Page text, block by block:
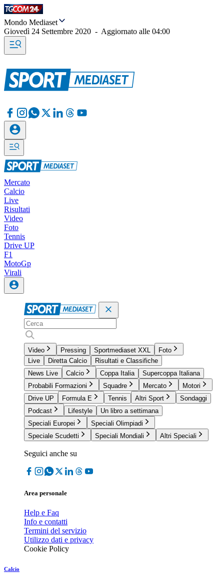
Mondo Mediaset
Giovedì 24 Settembre 2020 - Aggiornato alle 04:00
Mercato
Calcio
Live
Risultati
Video
Foto
Tennis
Drive UP
F1
MotoGp
Virali
Video Pressing Sportmediaset XXL
Foto
Live
Diretta Calcio
Risultati e Classifiche
News Live
Calcio Coppa Italia
Supercoppa Italiana
Probabili Formazioni
Squadre Mercato
Motori
Drive UP
Formula E Tennis Altri Sport
Sondaggi
Podcast
Lifestyle
Un libro a settimana
Speciali Europei
Speciali Olimpiadi
Speciale Scudetti
Speciali Mondiali Altri Speciali
Seguici anche su
Area personale
Help e Faq
Info e contatti
Termini del servizio
Utilizzo dati e privacy
Cookie Policy
Calcio